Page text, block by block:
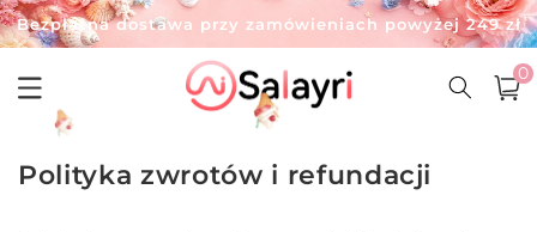
Przejdź
do
treści
Bezpłatna dostawa przy zamówieniach powyżej 249 zł
Witamy w salayri
2 szt.-8% | 3 szt.-12% | 4 szt.-15% rabatu
Koszyk
0
0
Polityka zwrotów i refundacji